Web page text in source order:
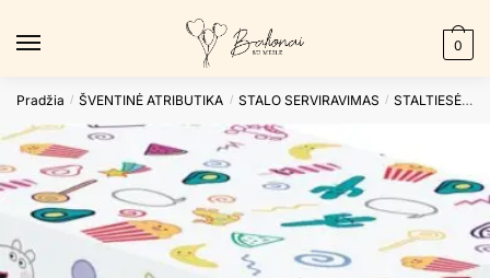
0
Pradžia / ŠVENTINĖ ATRIBUTIKA / STALO SERVIRAVIMAS / STALTIESĖS